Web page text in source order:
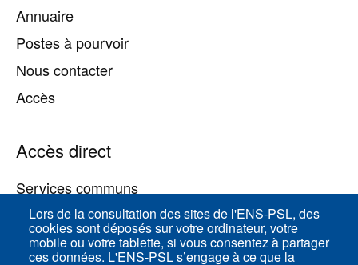
Lors de la consultation des sites de l'ENS-PSL, des
cookies sont déposés sur votre ordinateur, votre
mobile ou votre tablette, si vous consentez à partager
ces données. L'ENS-PSL s’engage à ce que la
Annuaire
Postes à pourvoir
Nous contacter
Accès
Accès direct
Services communs
ENS-PSL Physique